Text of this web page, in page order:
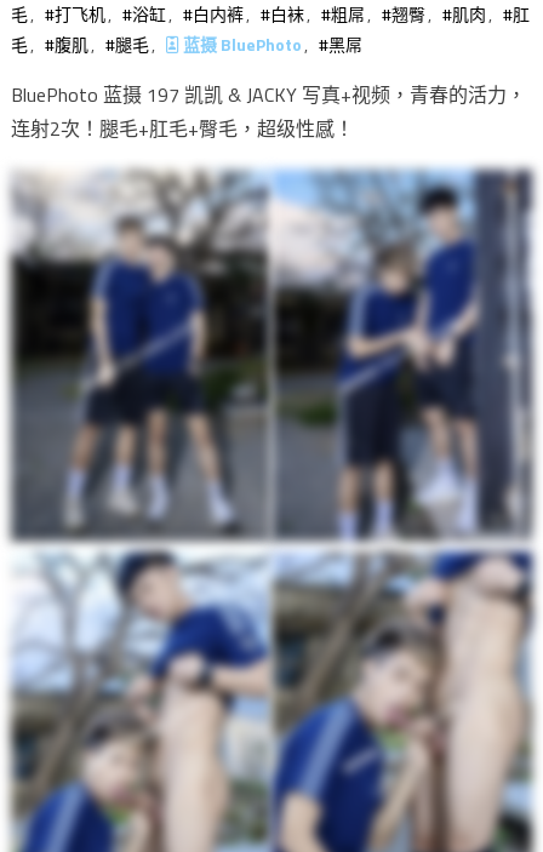
毛, #打飞机, #浴缸, #白内裤, #白袜, #粗屌, #翘臀, #肌肉, #肛
毛, #腹肌, #腿毛, 蓝摄 BluePhoto, #黑屌
BluePhoto 蓝摄 197 凯凯 & JACKY 写真+视频，青春的活力，
连射2次！腿毛+肛毛+臀毛，超级性感！